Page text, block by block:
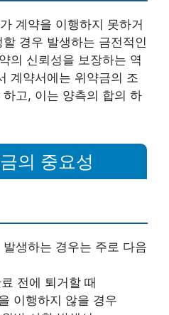
계약을 이행하지 못하거
경우 발생하는 금전적인
의 신뢰성을 보장하는 역
계약서에는 위약금의 조
고, 이는 양측의 합의 하
의 중요성
생하는 경우는 주로 다음
전에 퇴거할 때
이행하지 않을 경우